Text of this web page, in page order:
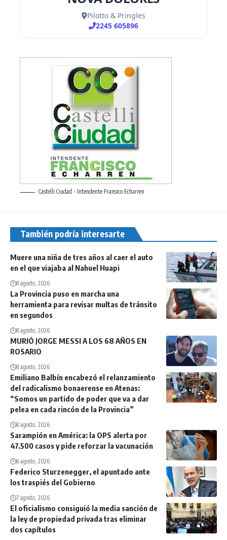
Castelli Ciudad - Intendente Fransico Echarren
También podría interesarte
Muere una niña de tres años al caer el auto
en el que viajaba al Nahuel Huapi
8 agosto, 2026
La Provincia puso en marcha una
herramienta para revisar multas de tránsito
en segundos
8 agosto, 2026
MURIÓ JORGE MESSI A LOS 68 AÑOS EN
ROSARIO
8 agosto, 2026
Emiliano Balbín encabezó el relanzamiento
del radicalismo bonaerense en Atenas:
“Somos un partido de poder que va a dar
pelea en cada rincón de la Provincia”
8 agosto, 2026
Sarampión en América: la OPS alerta por
47.500 casos y pide reforzar la vacunación
8 agosto, 2026
Federico Sturzenegger, el apuntado ante
los traspiés del Gobierno
7 agosto, 2026
El oficialismo consiguió la media sanción de
la ley de propiedad privada tras eliminar
dos capítulos